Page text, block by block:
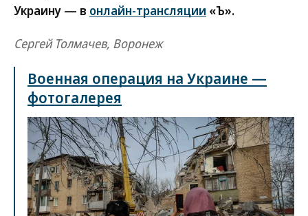
Украину — в онлайн-трансляции «Ъ».
Сергей Толмачев, Воронеж
Военная операция на Украине —
фотогалерея